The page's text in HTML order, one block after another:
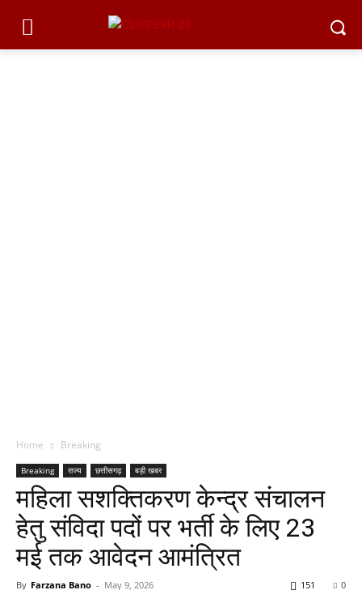
Home Breaking
Breaking राज्य छत्तीसगढ़ बड़ी खबर
महिला सशक्तिकरण केन्द्र संचालन
हेतु संविदा पदों पर भर्ती के लिए 23
मई तक आवेदन आमंत्रित
By Farzana Bano - May 9, 2026 0
151